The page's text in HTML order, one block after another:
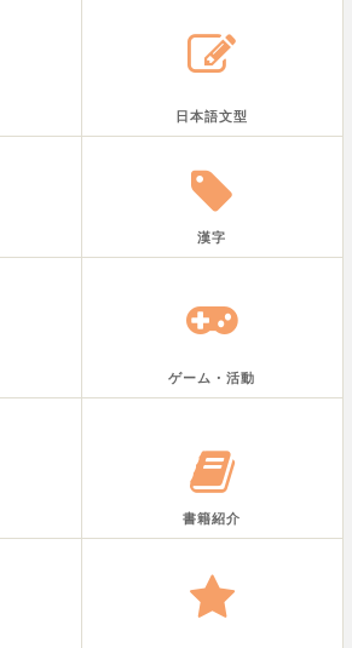
日本語文型
漢字
ゲーム・活動
書籍紹介